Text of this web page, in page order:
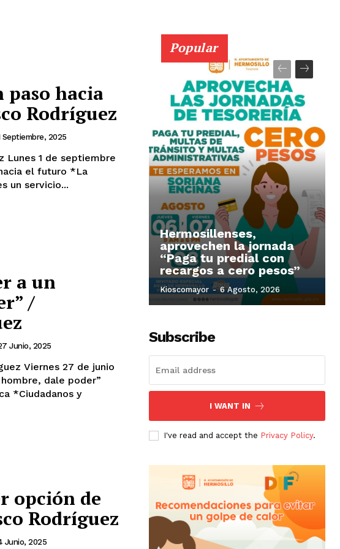
paso hacia
Rodríguez
Septiembre, 2025
un servicio...
a un
/
Junio, 2025
y
opción de
Rodríguez
Junio, 2025
Popular
Hermosillenses,
aprovechen la jornada
“Paga tu predial con
recargos a cero pesos”
Kioscomayor - 6 Agosto, 2026
Subscribe
I WANT IN
I've read and accept the Privacy Policy.